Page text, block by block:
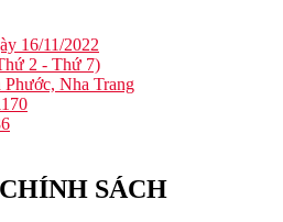
16/11/2022
2 - Thứ 7)
Nha Trang
SÁCH